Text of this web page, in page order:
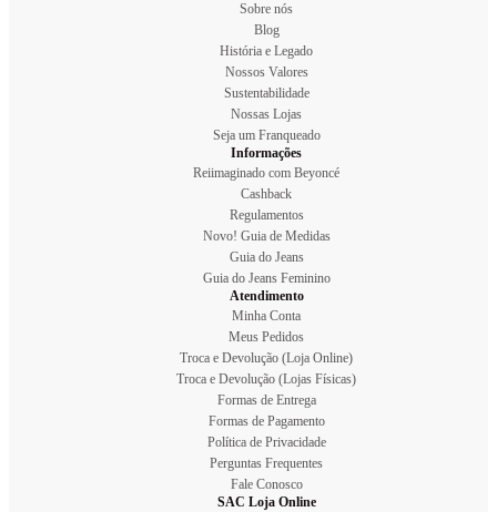
Sobre nós
Blog
História e Legado
Nossos Valores
Sustentabilidade
Nossas Lojas
Seja um Franqueado
Informações
Reiimaginado com Beyoncé
Cashback
Regulamentos
Novo! Guia de Medidas
Guia do Jeans
Guia do Jeans Feminino
Atendimento
Minha Conta
Meus Pedidos
Troca e Devolução (Loja Online)
Troca e Devolução (Lojas Físicas)
Formas de Entrega
Formas de Pagamento
Política de Privacidade
Perguntas Frequentes
Fale Conosco
SAC Loja Online